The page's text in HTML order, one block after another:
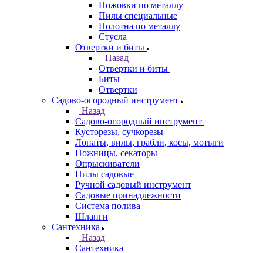
Ножовки по металлу
Пилы специальные
Полотна по металлу
Стусла
Отвертки и биты
Назад
Отвертки и биты
Биты
Отвертки
Садово-огородный инструмент
Назад
Садово-огородный инструмент
Кусторезы, сучкорезы
Лопаты, вилы, грабли, косы, мотыги
Ножницы, секаторы
Опрыскиватели
Пилы садовые
Ручной садовый инструмент
Садовые принадлежности
Система полива
Шланги
Сантехника
Назад
Сантехника